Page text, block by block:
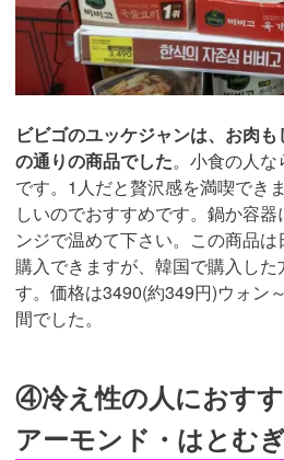
ビビゴのユッケジャンは、お肉
の通りの商品でした。小食の人
です。1人だと贅沢感を満喫でき
しいのでおすすめです。鍋か容
ンジで温めて下さい。この商品
購入できますが、韓国で購入した
す。価格は3490(約349円)ウォン
間でした。
④冷え性の人におす
アーモンド・はとむぎ